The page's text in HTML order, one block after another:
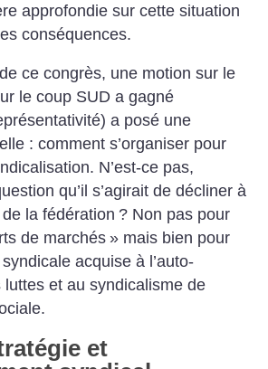
approfondie sur cette situation
conséquences.
ce congrès, une motion sur le
le coup SUD a gagné
a posé une
: comment s’organiser pour
N’est-ce pas,
qu’il s’agirait de décliner à
la fédération ? Non pas pour
de marchés » mais bien pour
acquise à l’auto-
et au syndicalisme de
et